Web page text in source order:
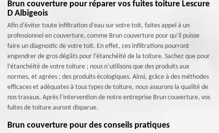
Brun couverture pour réparer vos fuites toiture Lescure
D Albigeois
Afin d’éviter toute infiltration d’eau sur votre toit, faites appel à un
professionnel en couverture, comme Brun couverture pour qu’il puisse
faire un diagnostic de votre toit. En effet, ces infiltrations pourront
engendrer de gros dégâts pour l’étanchéité de la toiture. Sachez que pour
l’étanchéité de votre toiture ; nous n’utilisons que des produits aux
normes, et agrées ; des produits écologiques. Ainsi, grâce à des méthodes
efficaces et adéquates à tous types de toiture, nous assurons la qualité de
nos travaux. Après l’intervention de notre entreprise Brun couverture, vos
fuites de toiture auront disparue.
Brun couverture pour des conseils pratiques